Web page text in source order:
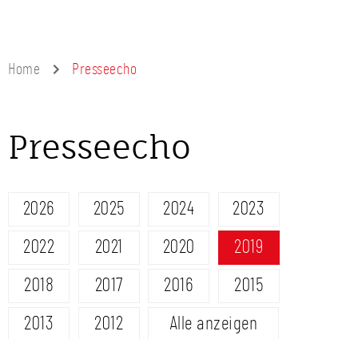
Home Presseecho
Presseecho
2026 2025 2024
2023
2022
2021 2020
2019
2018
2017 2016
2015
2013
2012 Alle anzeigen